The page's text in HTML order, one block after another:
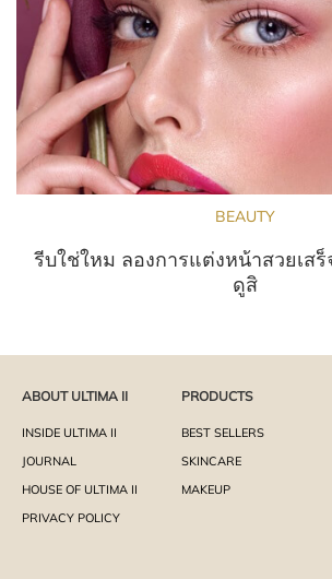
BEAUTY
รีบใช่ใหม ลองการแต่งหน้าสวยเส
ดูสิ
ABOUT ULTIMA II
INSIDE ULTIMA II
JOURNAL
HOUSE OF ULTIMA II
PRIVACY POLICY
PRODUCTS
BEST SELLERS
SKINCARE
MAKEUP